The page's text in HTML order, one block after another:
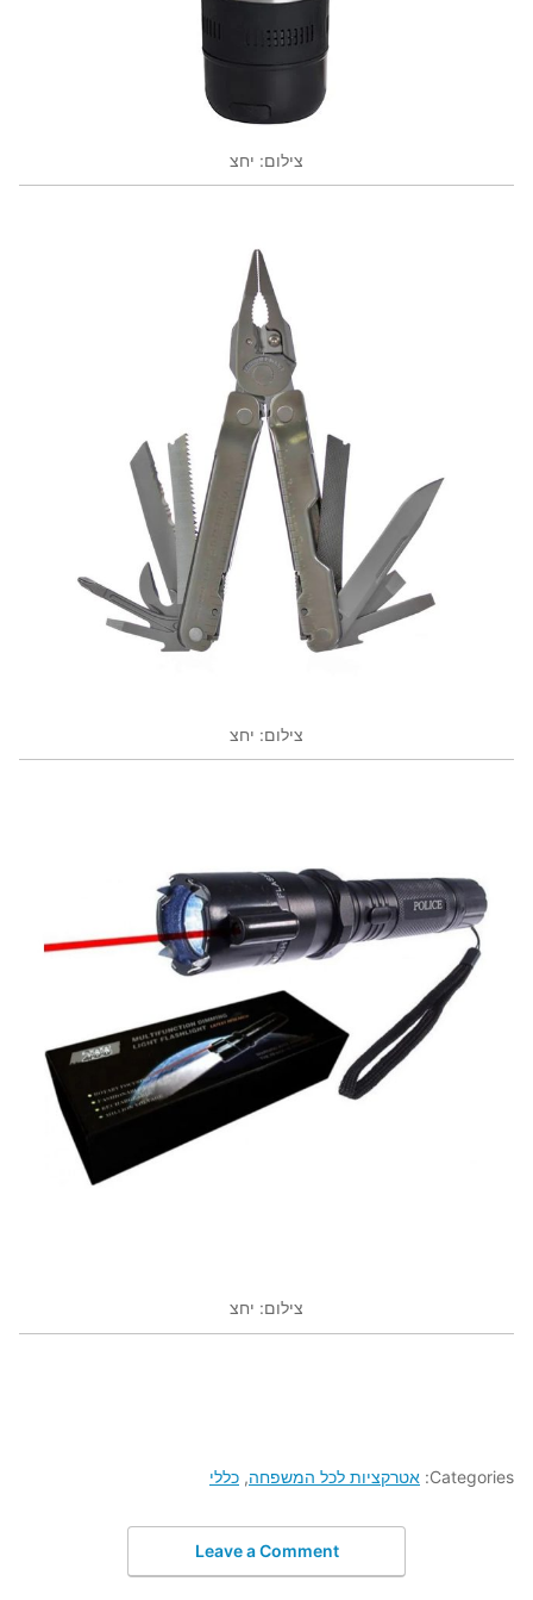
צילום: יחצ
צילום: יחצ
צילום: יחצ
Categories: אטרקציות לכל המשפחה, כללי
Leave a Comment